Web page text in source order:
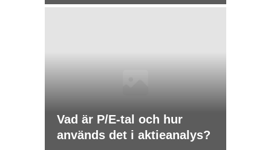
Vad är P/E-tal och hur
används det i aktieanalys?